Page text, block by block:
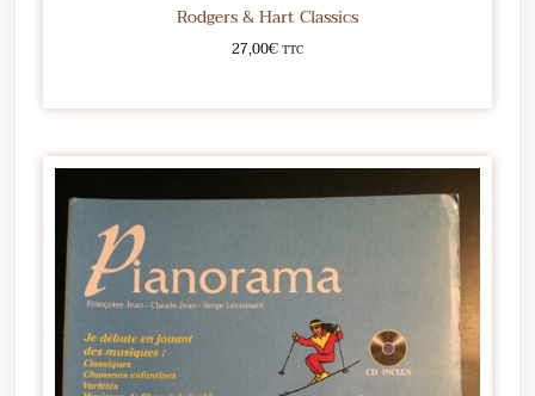
Rodgers & Hart Classics
27,00€TTC